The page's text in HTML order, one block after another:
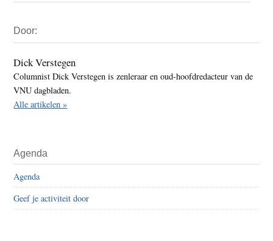
Sidebar
Door:
Dick Verstegen
Columnist Dick Verstegen is zenleraar en oud-hoofdredacteur van de
VNU dagbladen.
Alle artikelen »
Agenda
Agenda
Geef je activiteit door